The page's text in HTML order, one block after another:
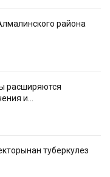
района
расширяются
и…
туберкулез